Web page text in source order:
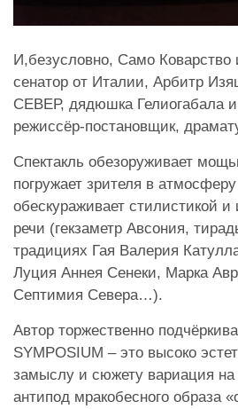
И,безусловно, Само
сенатор от Италии, Арбитр
СЕВЕР, дядюшка Гелиогабала
режиссёр-постановщик,
Спектакль обезоруживает
погружает зрителя в
обескураживает стилистикой
речи (гекзаметр Авсония,
традициях Гая Валерия
Луция Аннея Сенеки, Марка
Септимия Севера…).
Автор торжественно
SYMPOSIUM – это высоко
замыслу и сюжету вариация
антипод мракобесного образа